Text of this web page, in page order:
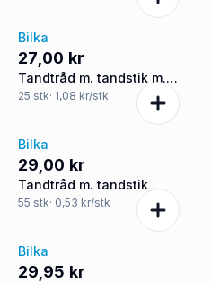
Bilka
27,00 kr
Tandtråd m. tandstik m.
mintsmag
25 stk· 1,08 kr/stk
Bilka
29,00 kr
Tandtråd m. tandstik
55 stk· 0,53 kr/stk
Bilka
29,95 kr